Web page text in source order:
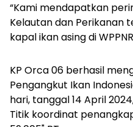
“Kami mendapatkan
Kelautan dan Perikanan
kapal ikan asing di
KP Orca 06 berhasil
Pengangkut Ikan
hari, tanggal 14 April
Titik koordinat